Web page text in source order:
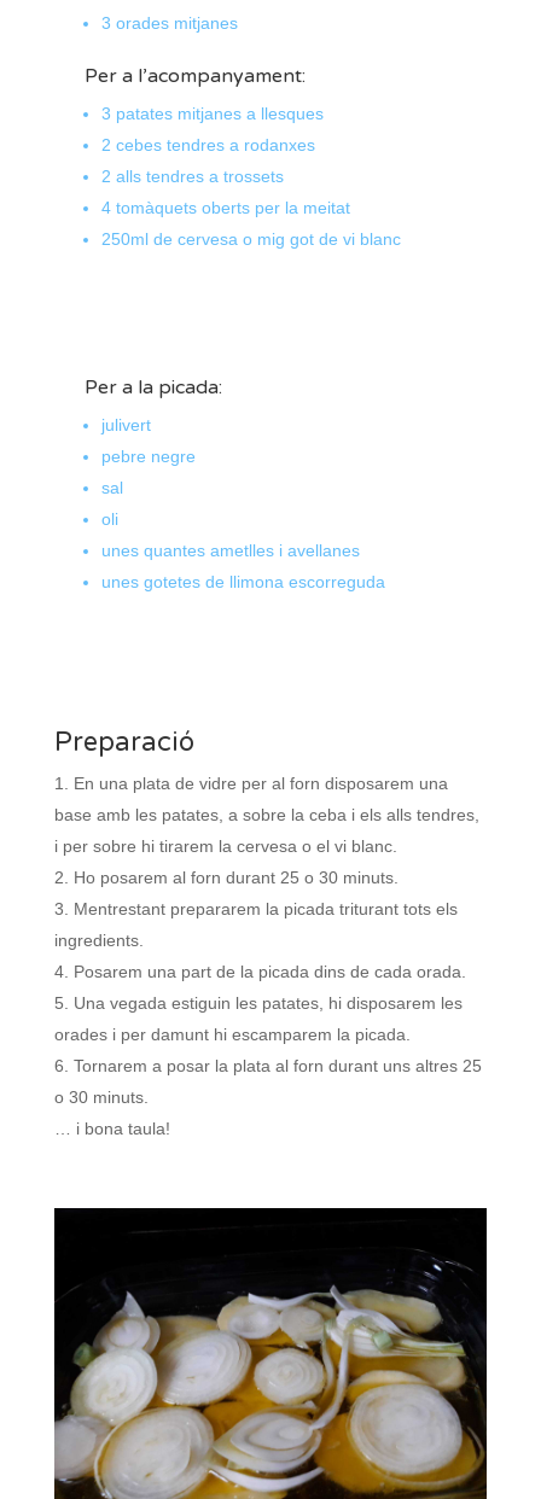
3 orades mitjanes
Per a l’acompanyament:
3 patates mitjanes a llesques
2 cebes tendres a rodanxes
2 alls tendres a trossets
4 tomàquets oberts per la meitat
250ml de cervesa o mig got de vi blanc
Per a la picada:
julivert
pebre negre
sal
oli
unes quantes ametlles i avellanes
unes gotetes de llimona escorreguda
Preparació
En una plata de vidre per al forn disposarem una
base amb les patates, a sobre la ceba i els alls tendres,
i per sobre hi tirarem la cervesa o el vi blanc.
Ho posarem al forn durant 25 o 30 minuts.
Mentrestant prepararem la picada triturant tots els
ingredients.
Posarem una part de la picada dins de cada orada.
Una vegada estiguin les patates, hi disposarem les
orades i per damunt hi escamparem la picada.
Tornarem a posar la plata al forn durant uns altres 25
o 30 minuts.
… i bona taula!